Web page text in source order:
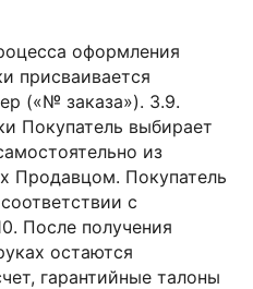
оформления
присваивается
(«№ заказа»). 3.9.
Покупатель выбирает
из
Продавцом. Покупатель
с
После получения
остаются
гарантийные талоны